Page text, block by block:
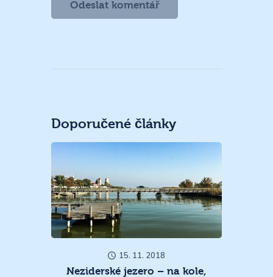
Doporučené články
15. 11. 2018
Neziderské jezero – na kole,